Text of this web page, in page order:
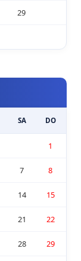
29
SA DO
1
7 8
14 15
21 22
28 29